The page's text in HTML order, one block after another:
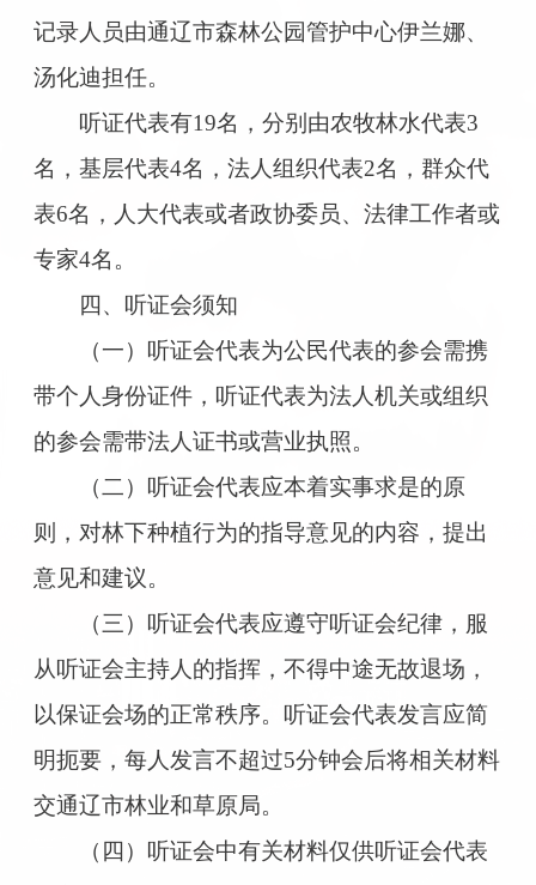
记录人员由通辽市森林公园管护中心伊兰娜、
汤化迪担任。
听证代表有19名，分别由农牧林水代表3
名，基层代表4名，法人组织代表2名，群众代
表6名，人大代表或者政协委员、法律工作者或
专家4名。
四、听证会须知
（一）听证会代表为公民代表的参会需携
带个人身份证件，听证代表为法人机关或组织
的参会需带法人证书或营业执照。
（二）听证会代表应本着实事求是的原
则，对林下种植行为的指导意见的内容，提出
意见和建议。
（三）听证会代表应遵守听证会纪律，服
从听证会主持人的指挥，不得中途无故退场，
以保证会场的正常秩序。听证会代表发言应简
明扼要，每人发言不超过5分钟会后将相关材料
交通辽市林业和草原局。
（四）听证会中有关材料仅供听证会代表